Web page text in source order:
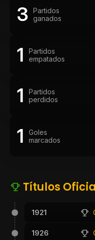
3
Partidos
ganados
1
Partidos
empatados
1
Partidos
perdidos
1
Goles
marcados
Títulos
1921
1926